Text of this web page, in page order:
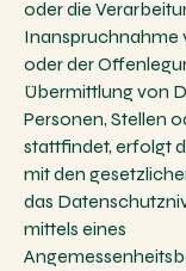
oder die
Inanspruchnahme
oder der
Übermittlung von
Personen, Stellen
stattfindet, erfolgt
mit den
das
mittels eines